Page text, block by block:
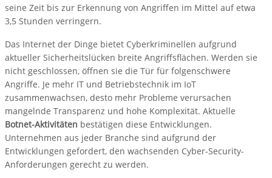
seine Zeit bis zur Erkennung von Angriffen im Mittel auf etwa
3,5 Stunden verringern.
Das Internet der Dinge bietet Cyberkriminellen aufgrund
aktueller Sicherheitslücken breite Angriffsflächen. Werden sie
nicht geschlossen, öffnen sie die Tür für folgenschwere
Angriffe. Je mehr IT und Betriebstechnik im IoT
zusammenwachsen, desto mehr Probleme verursachen
mangelnde Transparenz und hohe Komplexität. Aktuelle
Botnet-Aktivitäten bestätigen diese Entwicklungen.
Unternehmen aus jeder Branche sind aufgrund der
Entwicklungen gefordert, den wachsenden Cyber-Security-
Anforderungen gerecht zu werden.